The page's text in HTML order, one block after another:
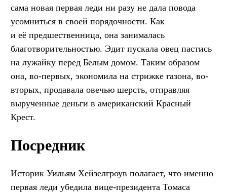
сама новая первая леди ни разу не дала повода
усомниться в своей порядочности. Как
и её предшественница, она занималась
благотворительностью. Эдит пускала овец пастись
на лужайку перед Белым домом. Таким образом
она, во-первых, экономила на стрижке газона, во-
вторых, продавала овечью шерсть, отправляя
вырученные деньги в американский Красный
Крест.
Посредник
Историк Уильям Хейзелгроув полагает, что именно
первая леди убедила вице-президента Томаса